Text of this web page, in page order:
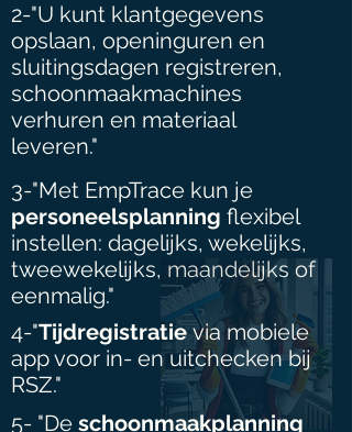
2-"U kunt klantgegevens
opslaan, openinguren en
sluitingsdagen registreren,
schoonmaakmachines
verhuren en materiaal
leveren."
3-"Met EmpTrace kun je
personeelsplanning flexibel
instellen: dagelijks, wekelijks,
tweewekelijks, maandelijks of
eenmalig."
5- "De schoonmaakplanning
4-"Tijdregistratievia mobiele
app voor in- en uitchecken bij
RSZ."